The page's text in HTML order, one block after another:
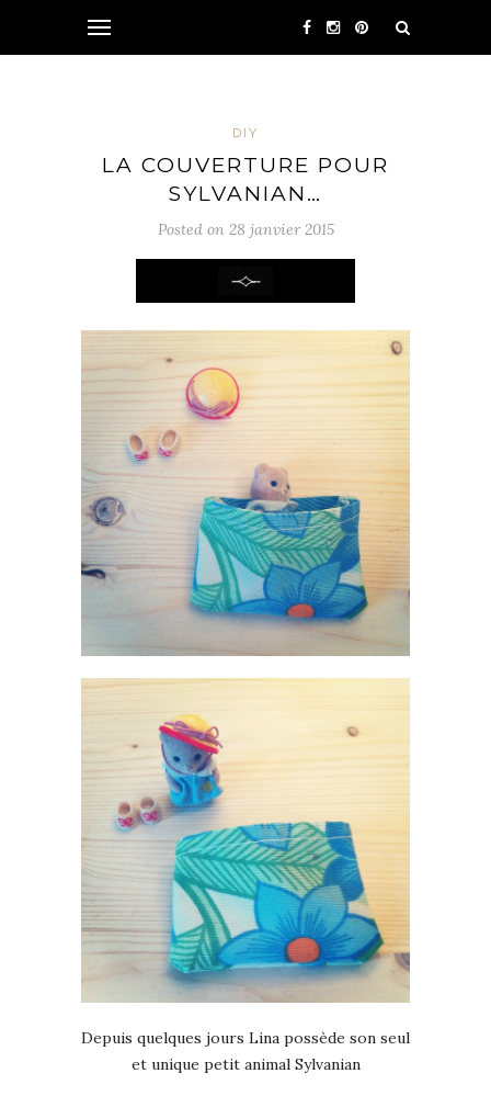
DIY
LA COUVERTURE POUR
SYLVANIAN…
Posted on 28 janvier 2015
Depuis quelques jours Lina possède son seul
et unique petit animal Sylvanian